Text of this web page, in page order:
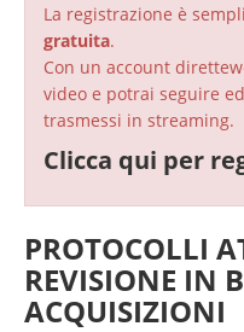
La registrazione è
gratuita.
Con un account
video e potrai seguire
trasmessi in streaming.
Clicca qui per
PROTOCOLLI
REVISIONE IN
ACQUISIZIONI